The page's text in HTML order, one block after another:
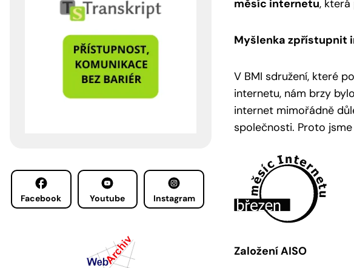
Facebook Youtube Instagram
měsíc internetu,
Myšlenka zpřístupnit
V BMI sdružení, které
internetu, nám brzy
internet mimořádně
společnosti. Proto
Založení AISO